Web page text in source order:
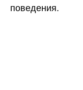
поведения.